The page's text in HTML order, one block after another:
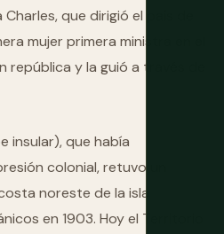
que dirigió el país de
mujer primera ministra en el
república y la guió a través de
insular), que había
colonial, retuvo un
noreste de la isla
en 1903. Hoy el Territorio